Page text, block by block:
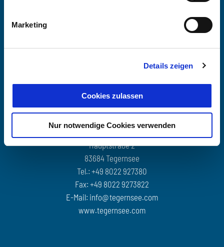
Marketing
Details zeigen
Cookies zulassen
Nur notwendige Cookies verwenden
Jeden Monatfindet unser Kranzbindeworkshop statt:
an einem Sonntag um11:00 Uhr
zusätzlich einmal monatlich unter der Woche um 18:00 Uhr
Gestalte deinen eigenenBlumenkranz– modern, kreativ und ganz
ohne Vorkenntnisse. Gemeinsam binden wir mit saisonalen
Materialien, genießen eine schöne Auszeit und verbringen ein paar
inspirierende Stunden in gemütlicher Runde.
Matcha, Tee und alkoholfreie Cocktails können vor Ort
genossen werden.
Mindestteilnehmerzahl: 4 Personen
Kreativ werden, abschalten und mit deinem selbst gestalteten
Sommerkranz nach Hause gehen. Wir freuen uns auf dich!
Tegernseer Tal Tourismus GmbH
Hauptstraße 2
83684 Tegernsee
Tel.: +49 8022 927380
Fax: +49 8022 9273822
E-Mail: info@tegernsee.com
www.tegernsee.com